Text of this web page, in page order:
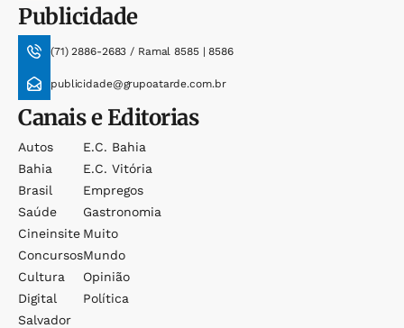
Publicidade
(71) 2886-2683 / Ramal 8585 | 8586
publicidade@grupoatarde.com.br
Canais e Editorias
Autos
Bahia
Brasil
Saúde
Cineinsite
Concursos
Cultura
Digital
Salvador
E.c. Bahia
E.c. Vitória
Empregos
Gastronomia
Muito
Mundo
Opinião
Política